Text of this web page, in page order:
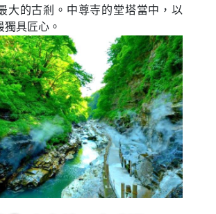
大的古剎。中尊寺的堂塔當中，以
獨具匠心。